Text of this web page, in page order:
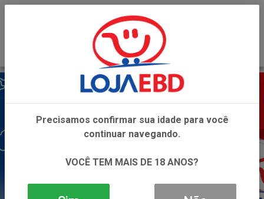
Precisamos confirmar sua idade para você
continuar navegando.
VOCÊ TEM MAIS DE 18 ANOS?